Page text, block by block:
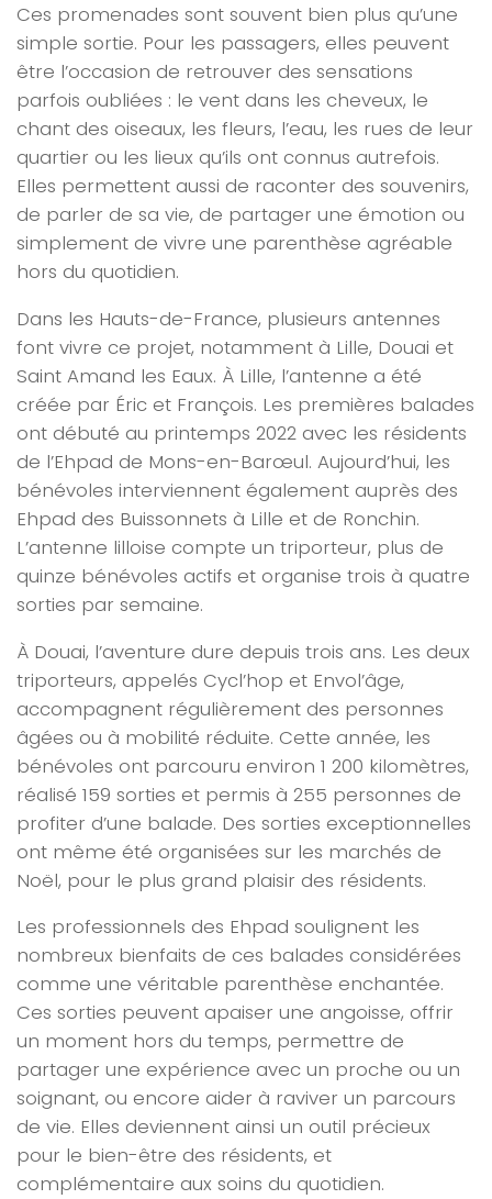
Ces promenades sont souvent bien plus qu’une
simple sortie. Pour les passagers, elles peuvent
être l’occasion de retrouver des sensations
parfois oubliées : le vent dans les cheveux, le
chant des oiseaux, les fleurs, l’eau, les rues de leur
quartier ou les lieux qu’ils ont connus autrefois.
Elles permettent aussi de raconter des souvenirs,
de parler de sa vie, de partager une émotion ou
simplement de vivre une parenthèse agréable
hors du quotidien.
Dans les Hauts-de-France, plusieurs antennes
font vivre ce projet, notamment à Lille, Douai et
Saint Amand les Eaux. À Lille, l’antenne a été
créée par Éric et François. Les premières balades
ont débuté au printemps 2022 avec les résidents
de l’Ehpad de Mons-en-Barœul. Aujourd’hui, les
bénévoles interviennent également auprès des
Ehpad des Buissonnets à Lille et de Ronchin.
L’antenne lilloise compte un triporteur, plus de
quinze bénévoles actifs et organise trois à quatre
sorties par semaine.
À Douai, l’aventure dure depuis trois ans. Les deux
triporteurs, appelés Cycl’hop et Envol’âge,
accompagnent régulièrement des personnes
âgées ou à mobilité réduite. Cette année, les
bénévoles ont parcouru environ 1 200 kilomètres,
réalisé 159 sorties et permis à 255 personnes de
profiter d’une balade. Des sorties exceptionnelles
ont même été organisées sur les marchés de
Noël, pour le plus grand plaisir des résidents.
Les professionnels des Ehpad soulignent les
nombreux bienfaits de ces balades considérées
comme une véritable parenthèse enchantée.
Ces sorties peuvent apaiser une angoisse, offrir
un moment hors du temps, permettre de
partager une expérience avec un proche ou un
soignant, ou encore aider à raviver un parcours
de vie. Elles deviennent ainsi un outil précieux
pour le bien-être des résidents, et
complémentaire aux soins du quotidien.